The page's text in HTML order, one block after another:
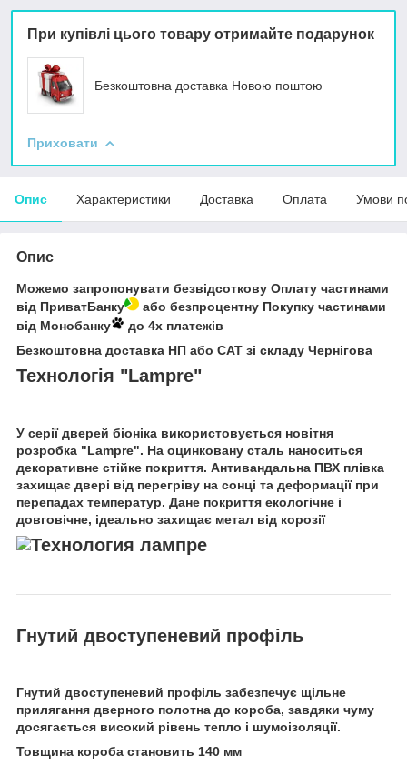
При купівлі цього товару отримайте подарунок
Безкоштовна доставка Новою поштою
Приховати
Опис Характеристики Доставка Оплата Умови
Опис
Можемо запропонувати безвідсоткову Оплату частинами
від ПриватБанку
або безпроцентну Покупку частинами
від Монобанку
до 4х платежів
Безкоштовна доставка НП або САТ зі складу Чернігова
Технологія "Lampre"
У серії дверей біоніка використовується новітня
розробка "Lampre". На оцинковану сталь наноситься
декоративне стійке покриття. Антивандальна ПВХ плівка
захищає двері від перегріву на сонці та деформації при
перепадах температур. Дане покриття екологічне і
довговічне, ідеально захищає метал від корозії
Гнутий двоступеневий профіль
Гнутий двоступеневий профіль забезпечує щільне
прилягання дверного полотна до короба, завдяки чуму
досягається високий рівень тепло і шумоізоляції.
Товщина короба становить 140 мм